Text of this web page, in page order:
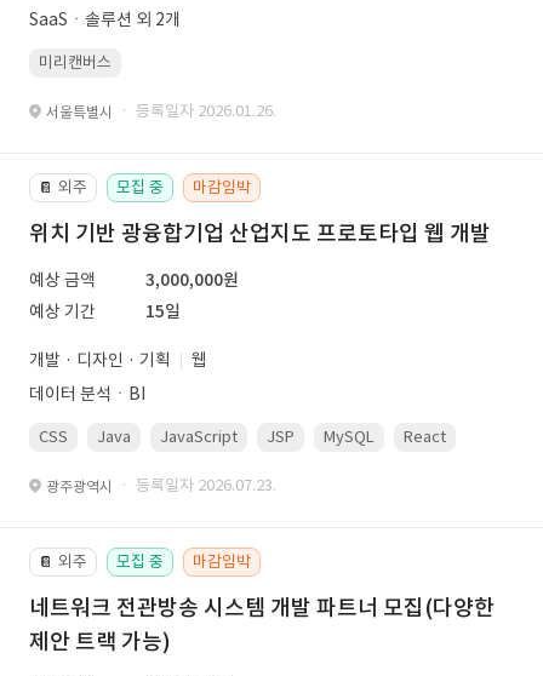
SaaSㆍ솔루션 외 2개
미리캔버스
서울특별시 · 등록일자 2026.01.26.
📔 외주 모집 중 마감임박
위치 기반 광융합기업 산업지도 프로토타입 웹 개발
예상 금액
3,000,000원
예상 기간
15일
개발 · 디자인 · 기획
웹
데이터 분석ㆍBI
CSS Java JavaScript JSP MySQL React
광주광역시 · 등록일자 2026.07.23.
📔 외주 모집 중 마감임박
네트워크 전관방송 시스템 개발 파트너 모집(다양한
제안 트랙 가능)